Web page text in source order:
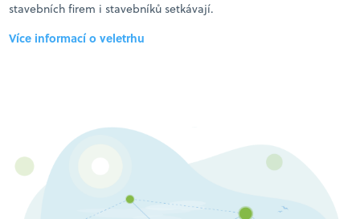
stavebních firem i stavebníků setkávají.
Více informací o veletrhu